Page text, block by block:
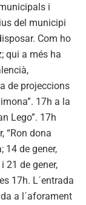
i
del municipi
Com ho
qui a més ha
de projeccions
17h a la
Lego”. 17h
“Ron dona
14 de gener,
21 de gener,
17h. L´entrada
a l´aforament